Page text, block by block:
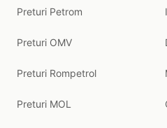
Preturi Petrom
Preturi OMV
Preturi Rompetrol
Preturi MOL